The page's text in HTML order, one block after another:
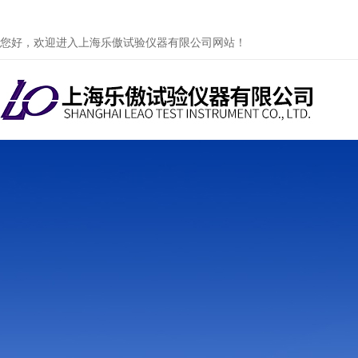
您好，欢迎进入上海乐傲试验仪器有限公司网站！